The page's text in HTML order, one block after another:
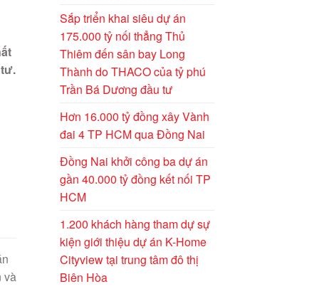
và
Sắp triển khai siêu dự án
175.000 tỷ nối thẳng Thủ
Thiêm đến sân bay Long
Thành do THACO của tỷ phú
Trần Bá Dương đầu tư
Hơn 16.000 tỷ đồng xây Vành
đai 4 TP HCM qua Đồng Nai
Đồng Nai khởi công ba dự án
gần 40.000 tỷ đồng kết nối TP
HCM
1.200 khách hàng tham dự sự
kiện giới thiệu dự án K-Home
Cityview tại trung tâm đô thị
Biên Hòa